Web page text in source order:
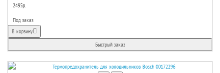
2495р.
Под заказ
В корзину
Быстрый заказ